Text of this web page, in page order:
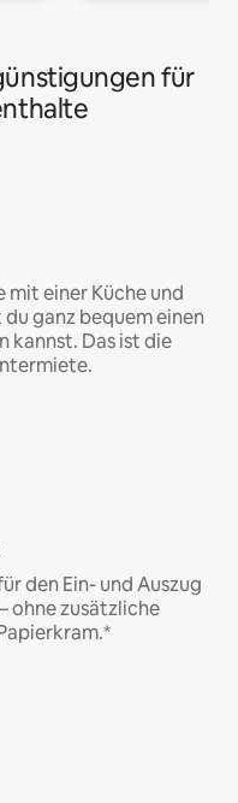
für
einer Küche und
ganz bequem einen
kannst. Das ist die
den Ein- und Auszug
ohne zusätzliche